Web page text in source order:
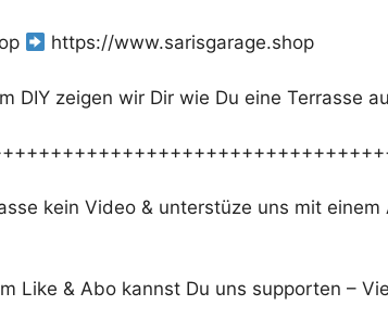
https://www.sarisgarage.shop
DIY zeigen wir Dir wie Du eine Terrasse
kein Video & unterstüze uns mit einem
Like & Abo kannst Du uns supporten –